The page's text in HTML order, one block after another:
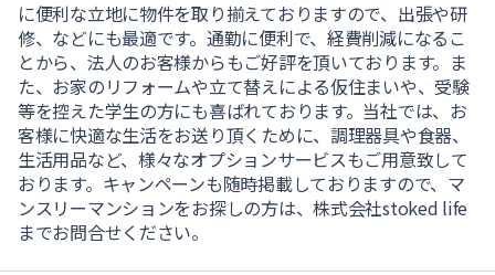
に便利な立地に物件を取り揃えておりますので、出張や研
修、などにも最適です。通勤に便利で、経費削減になるこ
とから、法人のお客様からもご好評を頂いております。ま
た、お家のリフォームや立て替えによる仮住まいや、受験
等を控えた学生の方にも喜ばれております。当社では、お
客様に快適な生活をお送り頂くために、調理器具や食器、
生活用品など、様々なオプションサービスもご用意致して
おります。キャンペーンも随時掲載しておりますので、マ
ンスリーマンションをお探しの方は、株式会社stoked life
までお問合せください。